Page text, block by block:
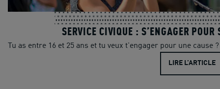
SERVICE CIVIQUE : S’ENGAGER POUR
Tu as entre 16 et 25 ans et tu veux t'engager pour une cause
LIRE L’ARTICLE